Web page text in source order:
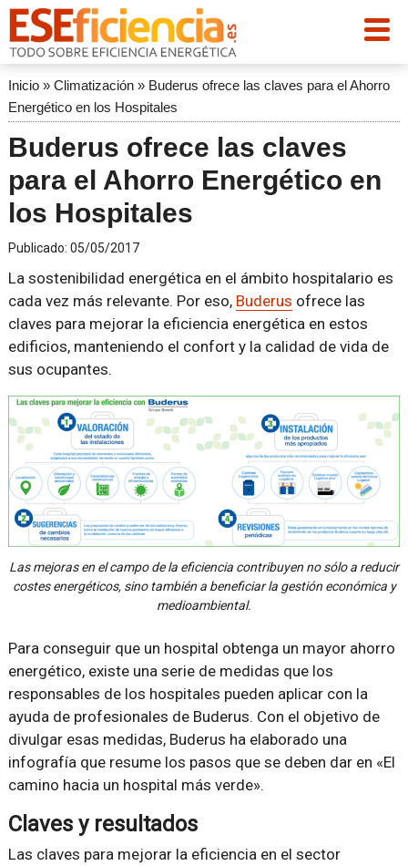
Inicio» Climatización» Buderus ofrece las claves para el Ahorro
Energético en los Hospitales
Buderus ofrece las claves
para el Ahorro Energético en
los Hospitales
Publicado: 05/05/2017
La sostenibilidad energética en el ámbito hospitalario es
cada vez más relevante. Por eso, Buderus ofrece las
claves para mejorar la eficiencia energética en estos
edificios, manteniendo el confort y la calidad de vida de
sus ocupantes.
Las mejoras en el campo de la eficiencia contribuyen no sólo a reducir
costes energéticos, sino también a beneficiar la gestión económica y
medioambiental.
Para conseguir que un hospital obtenga un mayor ahorro
energético, existe una serie de medidas que los
responsables de los hospitales pueden aplicar con la
ayuda de profesionales de Buderus. Con el objetivo de
divulgar esas medidas, Buderus ha elaborado una
infografía que resume los pasos que se deben dar en «El
camino hacia un hospital más verde».
Claves y resultados
Las claves para mejorar la eficiencia en el sector